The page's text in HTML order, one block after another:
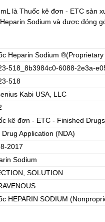
là Thuốc kê đơn - ETC sản
Sodium và được đóng
Heparin Sodium ®(Proprietary
518_8b3984c0-6088-2e3a-
518
Kabi USA, LLC
kê đơn - ETC - Finished Drugs
Drug Application (NDA)
2017
Sodium
SOLUTION
HEPARIN SODIUM